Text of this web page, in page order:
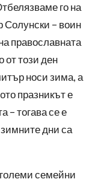
го на
Солунски – воин
православната
от този ден
носи зима, а
празникът е
– тогава се е
дни са
семейни